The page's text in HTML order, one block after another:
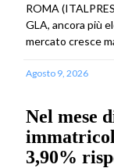
ROMA
GLA, ancora più
mercato cresce
Agosto 9, 2026
Nel mese
3,90%